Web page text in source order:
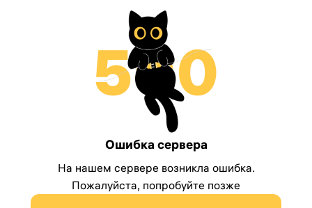
Ошибка сервера
На нашем сервере возникла ошибка.
Пожалуйста, попробуйте позже